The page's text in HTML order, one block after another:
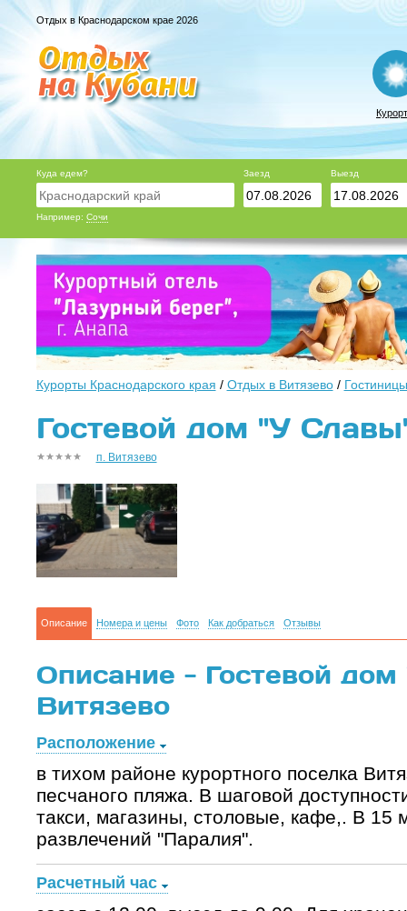
Отдых в Краснодарском крае 2026
Куда едем?
Например: Сочи
Заезд Выезд
Курорты Краснодарского края / Отдых в Витязево/
Гостевой дом "У
п. Витязево
Описание Номера и цены Фото Как добраться Отзывы
Описание - Гостевой
Витязево
Расположение
в тихом районе курортного поселка
песчаного пляжа. В шаговой
такси, магазины, столовые, кафе,. В 15
развлечений "Паралия".
Расчетный час